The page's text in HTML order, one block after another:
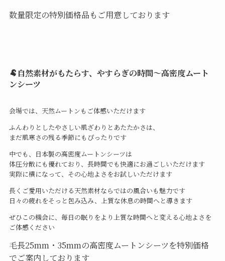
数量限定の特別価格品もご用意しております
🐏自然素材がもたらす、やすらぎの時間～高密度ムート
ンシーツ
会場では、天然ムートンもご体感いただけます
ふんわりとしたやさしい肌ざわりとあたたかさは、
まだ肌寒さの残る季節にもぴったりです
中でも、日本製の高密度ムートンシーツは
体圧分散にも優れており、長時間でも快適にお過ごしいただけます
実際に横になって、その心地よさをお試しいただけます
長くご愛用いただける天然素材ならではの風合いも魅力です
日々の疲れをそっと包み込み、上質な休息の時間へと導きます
ぜひこの機会に、毎日の眠りをより上質な時間へと変える心地よさを
ご体感ください
毛長25mm・35mmの高密度ムートンシーツを特別価格
でご案内しております